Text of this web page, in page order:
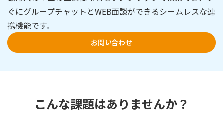
ぐにグループチャットとWEB面談ができるシームレスな連
携機能です。
お問い合わせ
こんな課題はありませんか？